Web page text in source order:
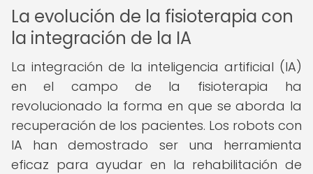
La evolución de la fisioterapia con
la integración de la IA
La integración de la inteligencia artificial (IA)
en el campo de la fisioterapia ha
revolucionado la forma en que se aborda la
recuperación de los pacientes. Los robots con
IA han demostrado ser una herramienta
eficaz para ayudar en la rehabilitación de